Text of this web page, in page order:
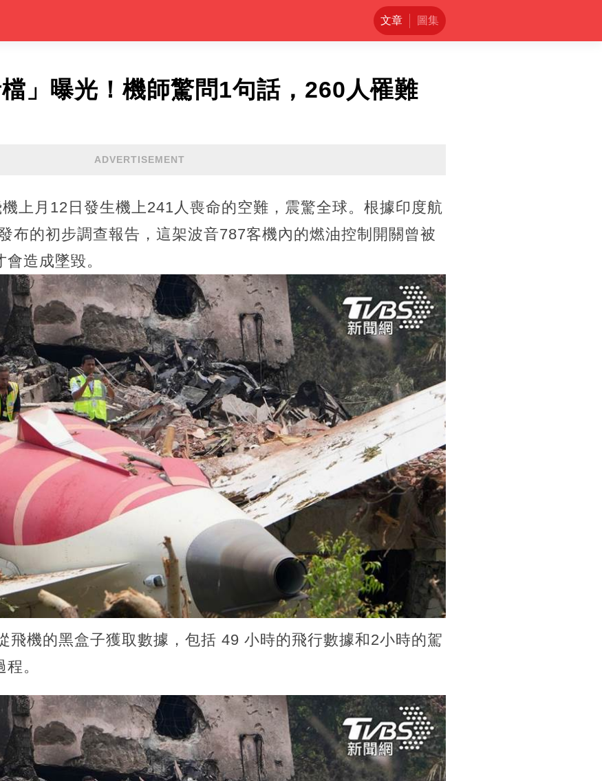
文章 圖集
」曝光！機師驚問1句話，260人罹難
ADVERTISEMENT
上月12日發生機上241人喪命的空難，震驚全球。根據印度航
布的初步調查報告，這架波音787客機內的燃油控制開關曾被
造成墜毀。
飛機的黑盒子獲取數據，包括 49 小時的飛行數據和2小時的駕
。